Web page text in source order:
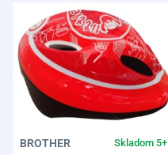
BROTHER Skladom 5+